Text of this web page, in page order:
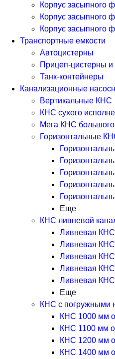
Корпус засыпного
Корпус засыпного
Корпус засыпного
Транспортные емкости
Автоцистерны
Прицеп-цистерны
Танк-контейнеры
Канализационные
Вертикальные КНС
КНС сухого
Мега КНС
Горизонтальные
Еще
КНС ливневой
Ливневая
Ливневая
Ливневая
Ливневая
Ливневая
Еще
КНС с погружными
КНС 1000 мм
КНС 1100 мм
КНС 1200 мм
КНС 1400 мм